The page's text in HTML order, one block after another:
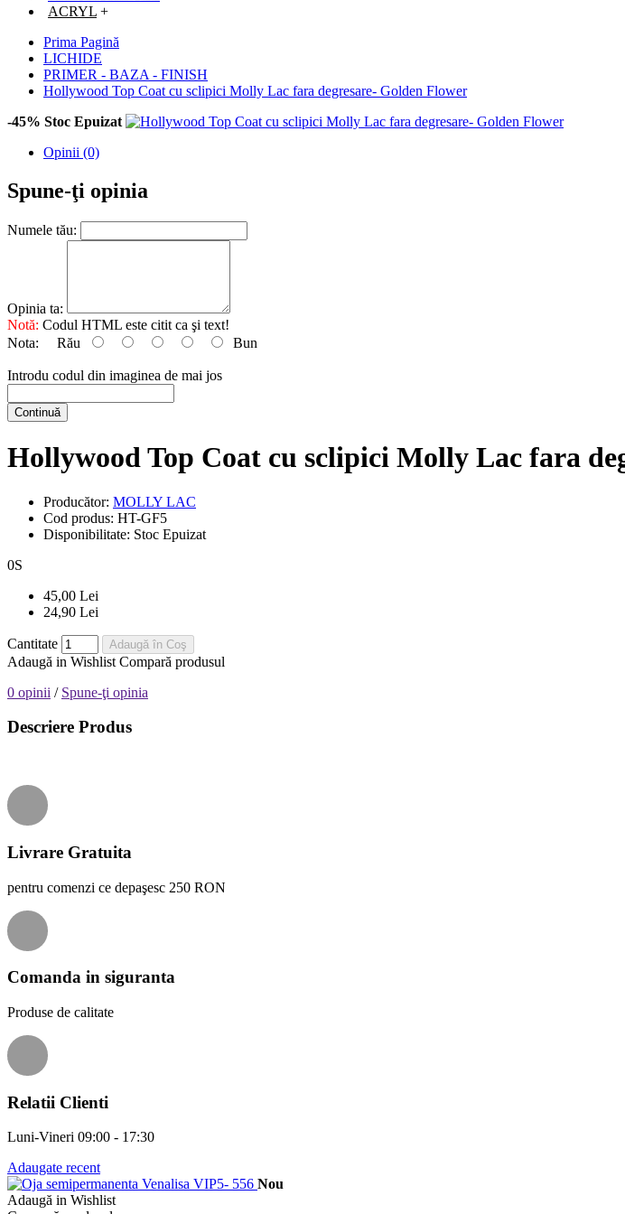
ACRYL +
Prima Pagină
LICHIDE
PRIMER - BAZA - FINISH
Hollywood Top Coat cu sclipici Molly Lac fara degresare- Golden Flower
-45% Stoc Epuizat
Opinii (0)
Spune-ţi opinia
Numele tău:
Opinia ta:
Notă: Codul HTML este citit ca şi text!
Nota: Rău Bun
Introdu codul din imaginea de mai jos
Continuă
Hollywood Top Coat cu sclipici Molly Lac fara
Producător: MOLLY LAC
Cod produs: HT-GF5
Disponibilitate: Stoc Epuizat
0S
45,00 Lei
24,90 Lei
Cantitate Adaugă în Coş
Adaugă in Wishlist Compară produsul
0 opinii / Spune-ţi opinia
Descriere Produs
Livrare Gratuita
pentru comenzi ce depaşesc 250 RON
Comanda in siguranta
Produse de calitate
Relatii Clienti
Luni-Vineri 09:00 - 17:30
Adaugate recent
Nou
Adaugă in Wishlist